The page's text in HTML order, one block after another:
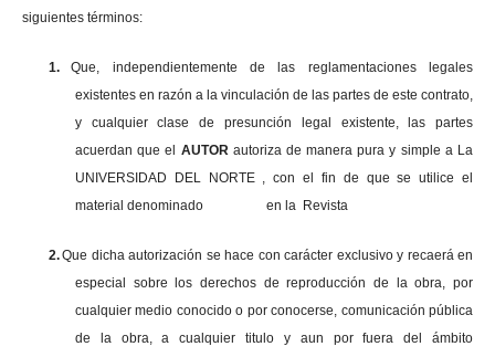
siguientes términos:
1.
Que, independientemente de las reglamentaciones legales
existentes en razón a la vinculación de las partes de este contrato,
y cualquier clase de presunción legal existente, las partes
acuerdan que el AUTOR autoriza de manera pura y simple a La
UNIVERSIDAD DEL NORTE , con el fin de que se utilice el
material denominado en la Revista
2.Que dicha autorización se hace con carácter exclusivo y recaerá en
especial sobre los derechos de reproducción de la obra, por
cualquier medio conocido o por conocerse, comunicación pública
de la obra, a cualquier titulo y aun por fuera del ámbito